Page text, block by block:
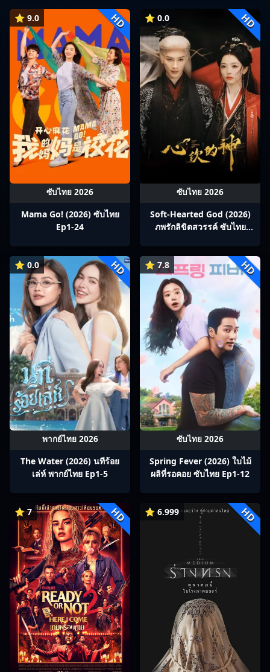
⭐ 9.0 HD
ซับไทย 2026
Mama Go! (2026) ซับไทย
Ep1-24
⭐ 0.0 HD
ซับไทย 2026
Soft-Hearted God (2026)
ภพรักลิขิตสวรรค์ ซับไทย
⭐ 0.0 HD
พากย์ไทย 2026
The Water (2026) นทีร้อย
เล่ห์ พากย์ไทย Ep1-5
⭐ 7.8 HD
ซับไทย 2026
Spring Fever (2026) ใบไม้
ผลิที่รอคอย ซับไทย Ep1-12
⭐ 7 HD ⭐ 6.999 HD